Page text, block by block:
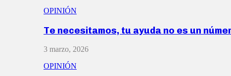
OPINIÓN
Te necesitamos, tu ayuda no es un
3 marzo, 2026
OPINIÓN